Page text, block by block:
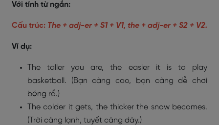
Với tính từ ngắn:
Cấu trúc: The + adj-er + S1 + V1, the + adj-er + S2 + V2.
Ví dụ:
The taller you are, the easier it is to play
basketball. (Bạn càng cao, bạn càng dễ chơi
bóng rổ.)
The colder it gets, the thicker the snow becomes.
(Trời càng lạnh, tuyết càng dày.)